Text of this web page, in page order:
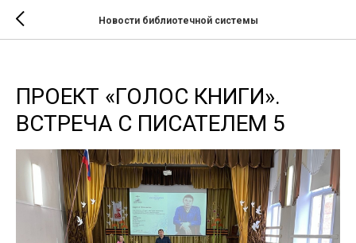
Новости библиотечной системы
ПРОЕКТ «ГОЛОС КНИГИ».
ВСТРЕЧА С ПИСАТЕЛЕМ 5